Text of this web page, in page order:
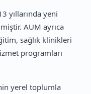
yıllarında yeni
AUM ayrıca
sağlık klinikleri
programları
yerel toplumla